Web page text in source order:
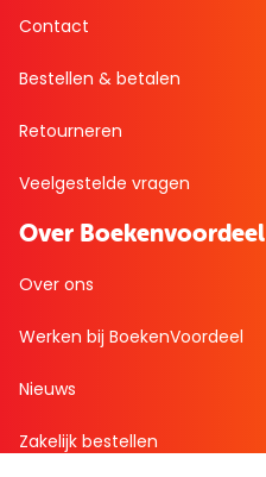
Contact
Bestellen & betalen
Retourneren
Veelgestelde vragen
Over Boekenvoordeel
Over ons
Werken bij BoekenVoordeel
Nieuws
Zakelijk bestellen